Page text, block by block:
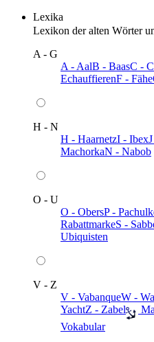
Lexika
Lexikon der alten Wörter
A - G
A - AalB - BaasC -
EchauffierenF - Fähe
H - N
H - HaarnetzI - Ibex
MachorkaN - Nabob
O - U
O - ObersP -
RabattmarkeS -
Ubiquisten
V - Z
V - VabanqueW -
YachtZ - Zabel
Vokabular